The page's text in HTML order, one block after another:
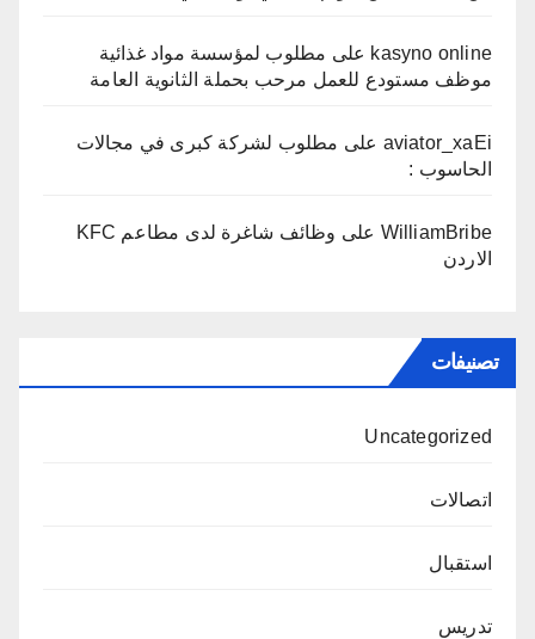
kasyno online على مطلوب لمؤسسة مواد غذائية
موظف مستودع للعمل مرحب بحملة الثانوية العامة
aviator_xaEi على مطلوب لشركة كبرى في مجالات
الحاسوب :
WilliamBribe على
وظائف شاغرة لدى مطاعم KFC
الاردن
تصنيفات
Uncategorized
اتصالات
استقبال
تدريس